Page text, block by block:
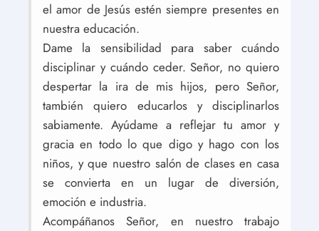
el amor de Jesús estén siempre presentes en
nuestra educación.
Dame la sensibilidad para saber cuándo
disciplinar y cuándo ceder. Señor, no quiero
despertar la ira de mis hijos, pero Señor,
también quiero educarlos y disciplinarlos
sabiamente. Ayúdame a reflejar tu amor y
gracia en todo lo que digo y hago con los
niños, y que nuestro salón de clases en casa
se convierta en un lugar de diversión,
emoción e industria.
Acompáñanos Señor, en nuestro trabajo